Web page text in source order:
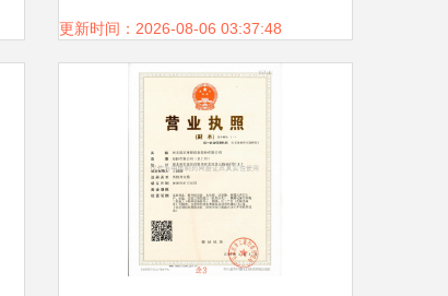
造解析
更新时间：2026-08-06 03:37:48